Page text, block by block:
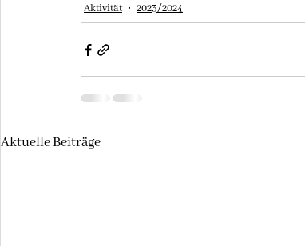
Aktivität 2023/2024
Aktuelle Beiträge